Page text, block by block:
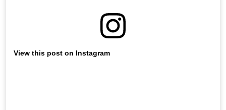
View this post on Instagram